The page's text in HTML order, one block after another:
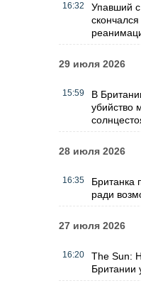
16:32
Упавший
29 июля 2026
15:59
В
убийство
28 июля 2026
16:35
Британка
ради
27 июля 2026
16:20
The Sun:
Британии